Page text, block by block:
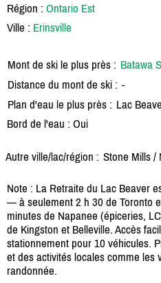
Région : Ontario Est
Ville : Erinsville
Mont de ski le plus près : Batawa
Distance du mont de ski : -
Plan d'eau le plus près : Lac
Bord de l'eau : Oui
Autre ville/lac/région : Stone Mills /
Note : La Retraite du Lac Beaver
— à seulement 2 h 30 de Toronto
minutes de Napanee (épiceries,
de Kingston et Belleville. Accès
stationnement pour 10 véhicules.
et des activités locales comme les
randonnée.